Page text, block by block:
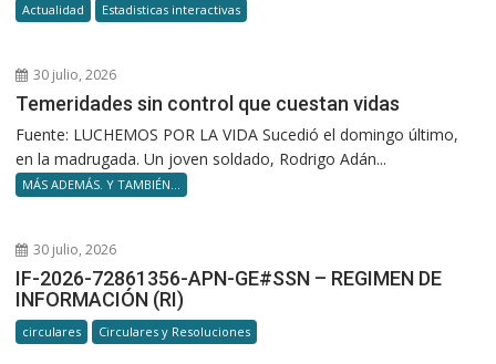
Actualidad Estadisticas interactivas
30 julio, 2026
Temeridades sin control que cuestan vidas
Fuente: LUCHEMOS POR LA VIDA Sucedió el domingo último,
en la madrugada. Un joven soldado, Rodrigo Adán...
MÁS ADEMÁS. Y TAMBIÉN...
30 julio, 2026
IF-2026-72861356-APN-GE#SSN – REGIMEN DE
INFORMACIÓN (RI)
circulares Circulares y Resoluciones